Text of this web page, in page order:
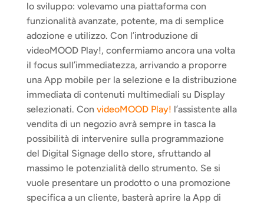
lo sviluppo: volevamo una piattaforma con
funzionalità avanzate, potente, ma di semplice
adozione e utilizzo. Con l’introduzione di
videoMOOD Play!, confermiamo ancora una volta
il focus sull’immediatezza, arrivando a proporre
una App mobile per la selezione e la distribuzione
immediata di contenuti multimediali su Display
selezionati. Con videoMOOD Play! l’assistente alla
vendita di un negozio avrà sempre in tasca la
possibilità di intervenire sulla programmazione
del Digital Signage dello store, sfruttando al
massimo le potenzialità dello strumento. Se si
vuole presentare un prodotto o una promozione
specifica a un cliente, basterà aprire la App di